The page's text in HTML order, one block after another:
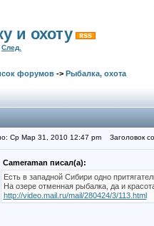
и охоту
След.
форумов -> Рыбалка, охота
Ср Мар 31, 2010 12:47 pm Заголовок
Cameraman писал(а):
Есть в западной Сибири одно
На озере отменная рыбалка, да и
http://video.mail.ru/mail/280424/3/113.html